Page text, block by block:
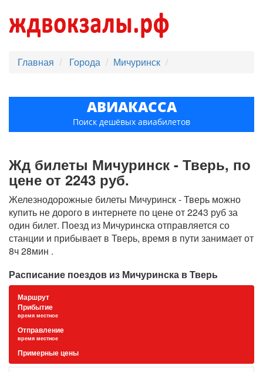
Главная Города Мичуринск
АВИАКАССА
Поиск дешёвых авиабилетов
Жд билеты Мичуринск - Тверь, по
цене от 2243 руб.
Железнодорожные билеты Мичуринск - Тверь можно
купить не дорого в интернете по цене от 2243 руб за
один билет. Поезд из Мичуринска отправляется со
станции и прибывает в Тверь, время в пути занимает от
8ч 28мин .
Расписание поездов из Мичуринска в Тверь
Маршрут
Прибытие
время местное
Отправление
время местное
Примерные цены